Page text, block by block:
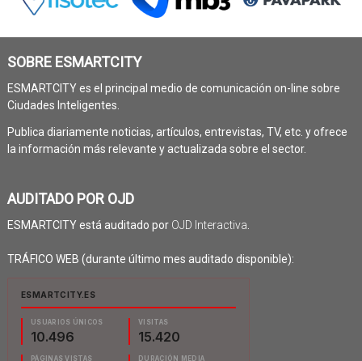
SOBRE ESMARTCITY
ESMARTCITY es el principal medio de comunicación on-line sobre
Ciudades Inteligentes.
Publica diariamente noticias, artículos, entrevistas, TV, etc. y ofrece
la información más relevante y actualizada sobre el sector.
AUDITADO POR OJD
ESMARTCITY está auditado por OJD Interactiva.
TRÁFICO WEB (durante último mes auditado disponible):